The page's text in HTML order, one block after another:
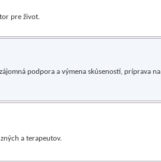
pre život.
podpora a výmena skúseností, príprava na
a terapeutov.